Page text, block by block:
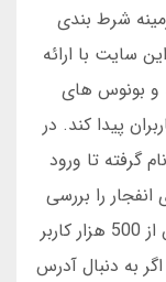
شرط بندی
سایت با ارائه
و بونوس های
پیدا کند. در
گرفته تا ورود
را بررسی
می کنیم. بر اساس آمار مارس 2025، بیش از 500 هزار کاربر
به دنبال آدرس